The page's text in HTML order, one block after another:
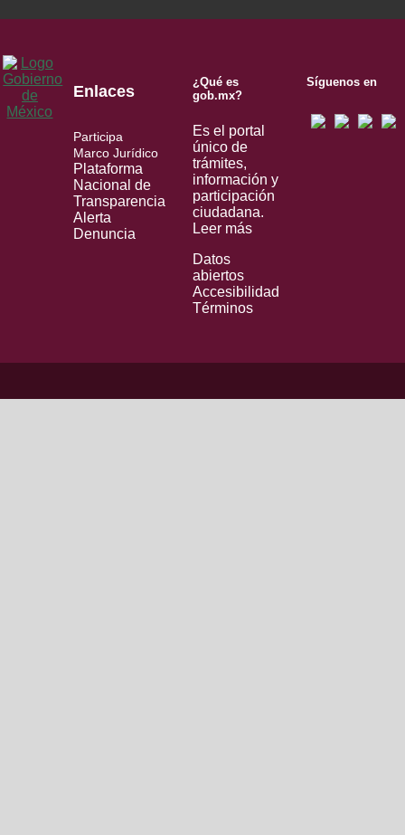
Enlaces
Participa
Marco Jurídico
Plataforma
Nacional de
Transparencia
Alerta
Denuncia
¿Qué es
gob.mx?
Es el portal
único de
trámites,
información y
participación
ciudadana.
Leer más
Datos
abiertos
Accesibilidad
Términos
Síguenos en